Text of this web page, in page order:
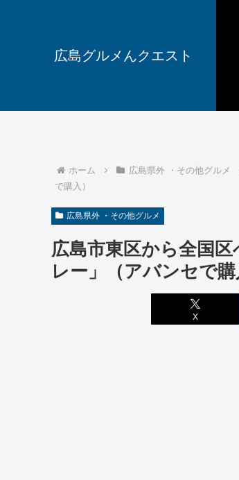
広島グルメんクエスト
ホーム 広島県外 ・その他グルメ
で購入）
広島県外 ・その他グルメ
広島市東区から全国
レー」（アバンセで購
X